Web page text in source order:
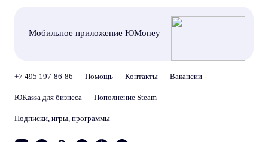
Мобильное приложение ЮMoney
+7 495 197-86-86 Помощь Контакты Вакансии
ЮKassa для бизнеса Пополнение Steam
Подписки, игры, программы